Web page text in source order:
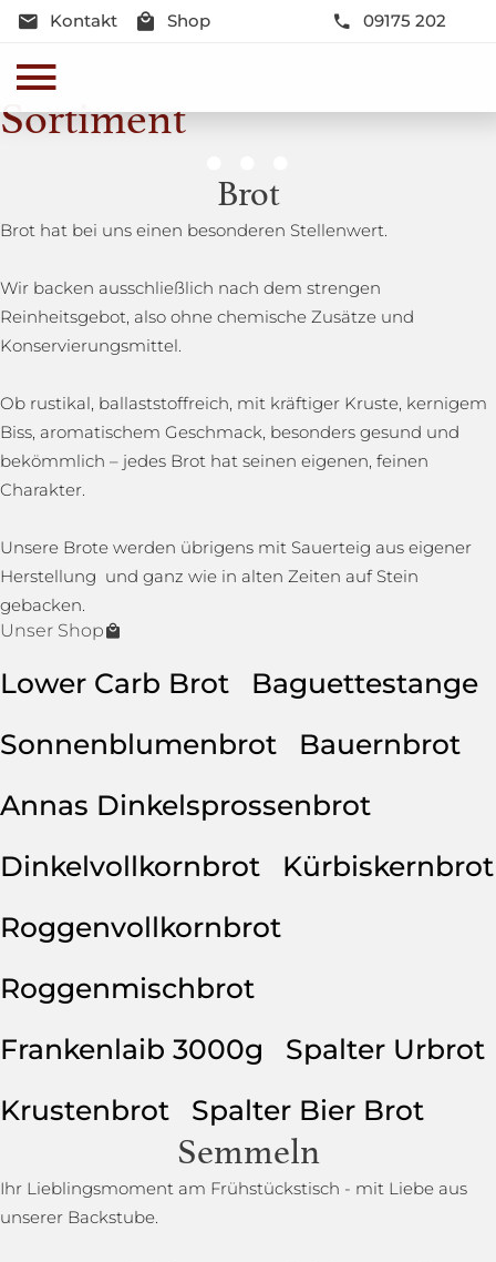
Kontakt Shop 09175 202
Sortiment
Genussmomente
Herzhaft oder süß - Beste Qualität und Frische sind
Brot
Brot hat bei uns einen besonderen Stellenwert.
Wir backen ausschließlich nach dem strengen
Reinheitsgebot, also ohne chemische Zusätze und
Konservierungsmittel.
Ob rustikal, ballaststoffreich, mit kräftiger Kruste, kernigem
Biss, aromatischem Geschmack, besonders gesund und
bekömmlich – jedes Brot hat seinen eigenen, feinen
Charakter.
Unsere Brote werden übrigens mit Sauerteig aus eigener
Herstellung und ganz wie in alten Zeiten auf Stein
gebacken.
Unser Shop
Lower Carb Brot
Baguettestange
Sonnenblumenbrot
Bauernbrot
Annas Dinkelsprossenbrot
Dinkelvollkornbrot
Kürbiskernbrot
Roggenvollkornbrot
Roggenmischbrot
Frankenlaib 3000g
Spalter Urbrot
Krustenbrot
Spalter Bier Brot
Semmeln
Ihr Lieblingsmoment am Frühstückstisch - mit Liebe aus
unserer Backstube.